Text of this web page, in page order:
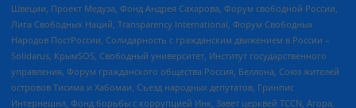
Швеции, Проект Медуза, Фонд Андрея Сахарова, Форум свободной России,
Лига Свободных Наций, Transparеncy International, Форум Свободных
Народов ПостРоссии, Солидарность с гражданским движением в России –
Solidarus, КрымSOS, Свободный университет, Институт государственного
управления, Форум гражданского общества Россия, Беллона, Союз жителей
островов Тисима и Хабомаи, Съезд народных депутатов, Гринпис
Интернешнл, Фонд борьбы с коррупцией Инк, Завет церквей TCCN, Агора,